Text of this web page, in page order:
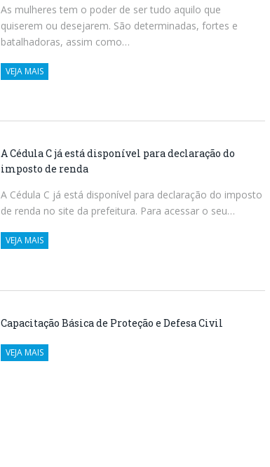
As mulheres tem o poder de ser tudo aquilo que
quiserem ou desejarem. São determinadas, fortes e
batalhadoras, assim como…
VEJA MAIS
A Cédula C já está disponível para declaração do
imposto de renda
A Cédula C já está disponível para declaração do imposto
de renda no site da prefeitura. Para acessar o seu…
VEJA MAIS
Capacitação Básica de Proteção e Defesa Civil
VEJA MAIS